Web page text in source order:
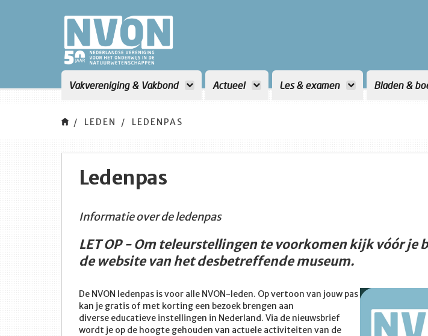
Vakvereniging & Vakbond Actueel Les & examen Bladen &
LEDEN LEDENPAS
Ledenpas
Informatie over de ledenpas
LET OP - Om teleurstellingen te voorkomen kijk vóór je
de website van het desbetreffende museum.
De NVON ledenpas is voor alle NVON-leden. Op vertoon van jouw pas
kan je gratis of met korting een bezoek brengen aan
diverse educatieve instellingen in Nederland. Via de nieuwsbrief
wordt je op de hoogte gehouden van actuele activiteiten van de